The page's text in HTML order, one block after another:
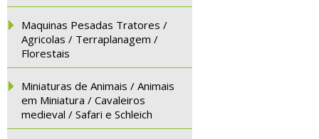
Maquinas Pesadas Tratores /
Agricolas / Terraplanagem /
Florestais
Miniaturas de Animais / Animais
em Miniatura / Cavaleiros
medieval / Safari e Schleich